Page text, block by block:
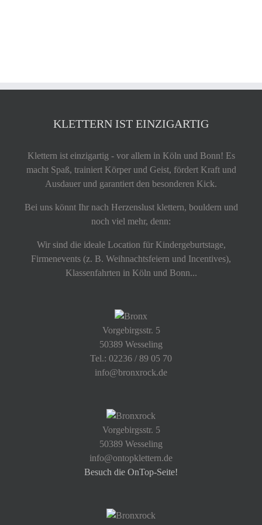
KLETTERN IST EINZIGARTIG
Klettern ist einzigartig - vor allem in Köln und Bonn! Es
macht Spaß, trainiert Körper und Geist, fördert Kraft und
Ausdauer und garantiert den besonderen Kick.
Bei uns könnt Ihr nach Herzenslust klettern, bouldern und
noch viel mehr, denn:
Wir sind die ideale Location für Kindergeburtstage,
Firmenevents (z. B. Weihnachtsfeiern und Incentives),
Klassenfahrten in Köln und Bonn...
Vorgebirgsstr. 5
50389 Wesseling
Tel.: 02236 / 89 05 70
info@bronxrock.de
Vorgebirgsstr. 5
50389 Wesseling
info@ontopklettern.de
Besuch die OnTop-Seite!